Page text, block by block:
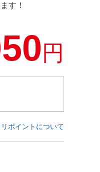
す！
円
リポイントについて